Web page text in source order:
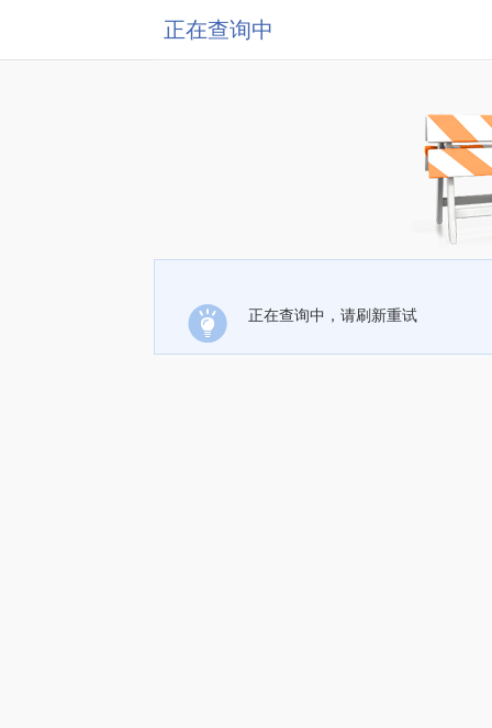
正在查询中
正在查询中，请刷新重试